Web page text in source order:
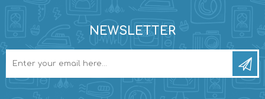
NEWSLETTER